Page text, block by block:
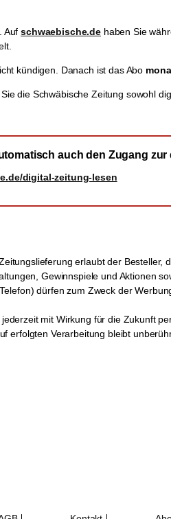
Aufschwaebische.de haben Sie
kündigen. Danach ist das Abo
die Schwäbische Zeitung sowohl
auch den Zugang
digital-zeitung-lesen
erlaubt der Besteller,
Gewinnspiele und Aktionen
dürfen zum Zweck der
mit Wirkung für die Zukunft
erfolgten Verarbeitung bleibt